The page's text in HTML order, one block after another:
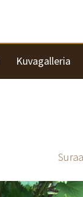
Kuvagalleria